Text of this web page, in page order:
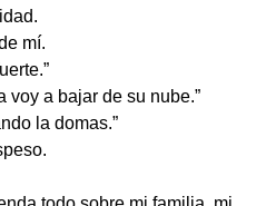
mí.
voy a bajar de su nube.”
la domas.”